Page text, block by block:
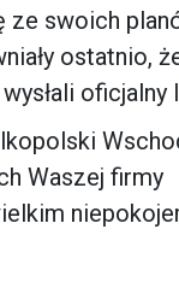
ze swoich
ostatnio,
oficjalny
Waszej firmy